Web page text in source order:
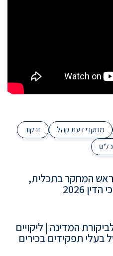
מחקרי דעת קהל
זרקור
המחקר בתכלית,
2026
המדינה | ליקויים
בעלי תפקידים בכירים